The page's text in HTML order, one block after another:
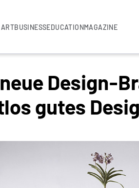
BUSINESSEDUCATIONMAGAZINE
Design-
gutes